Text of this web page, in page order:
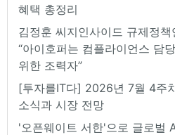
혜택 총정리
김정훈 씨지인사이드 규제정책
“아이호퍼는 컴플라이언스 담
위한 조력자”
[투자를IT다] 2026년 7월 4주
소식과 시장 전망
'오픈웨이트 서한'으로 글로벌